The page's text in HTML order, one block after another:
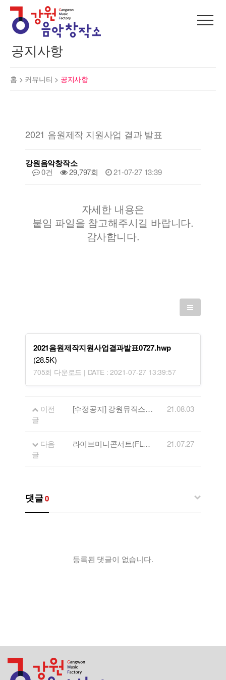
공지사항
홈 > 커뮤니티 > 공지사항
2021 음원제작 지원사업 결과 발표
강원음악창작소
0건 29,797회 21-07-27 13:39
자세한 내용은
붙임 파일을 참고해주시길 바랍니다.
감사합니다.
2021음원제작지원사업결과발표0727.hwp
(28.5K)
705회 다운로드 | DATE : 2021-07-27 13:39:57
이전
글
[수정공지] 강원뮤직스타 선발대회 결선 일정 추가 연기 안내 21.08.03
다음
글
라이브미니콘서트(FLL) 휴방 안내 (7/30) 21.07.27
댓글0
등록된 댓글이 없습니다.